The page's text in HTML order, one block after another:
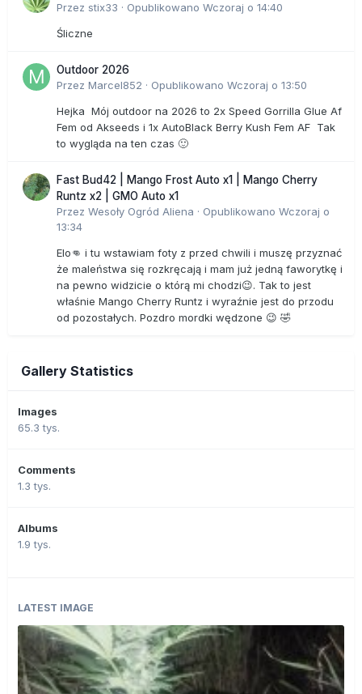
Przez stix33 · Opublikowano Wczoraj o 14:40
Śliczne
Outdoor 2026
Przez Marcel852 · Opublikowano Wczoraj o 13:50
Hejka Mój outdoor na 2026 to 2x Speed Gorrilla Glue Af
Fem od Akseeds i 1x AutoBlack Berry Kush Fem AF Tak
to wygląda na ten czas 🙂
Fast Bud42 | Mango Frost Auto x1 | Mango Cherry
Runtz x2 | GMO Auto x1
Przez Wesoły Ogród Aliena · Opublikowano Wczoraj o
13:34
Elo👊 i tu wstawiam foty z przed chwili i muszę przyznać
że maleństwa się rozkręcają i mam już jedną faworytkę i
na pewno widzicie o którą mi chodzi😉. Tak to jest
właśnie Mango Cherry Runtz i wyraźnie jest do przodu
od pozostałych. Pozdro mordki wędzone 😉 🤣
Gallery Statistics
Images
65.3 tys.
Comments
1.3 tys.
Albums
1.9 tys.
LATEST IMAGE